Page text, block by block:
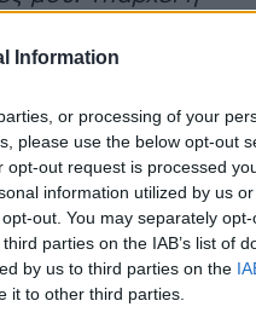
Information
or processing of your
please use the below opt-out
out request is processed
information utilized by us
out. You may separately
parties on the IAB’s list of
by us to third parties on the
it to other third parties.
αν αυτά που